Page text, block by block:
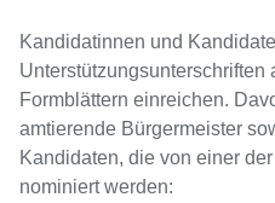
Kandidatinnen und
Unterstützungsunterschriften
Formblättern einreichen.
amtierende Bürgermeister
Kandidaten, die von einer
nominiert werden: